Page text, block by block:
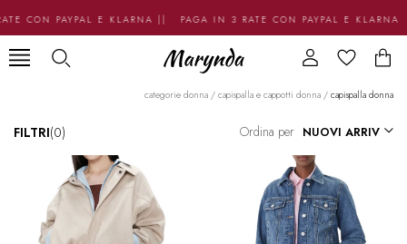
CON PAYPAL E KLARNA || PAGA IN 3 RATE CON PAYPAL E KLARNA
categorie donna / capispalla e cappotti donna / capispalla donna
FILTRI(0) Ordina per